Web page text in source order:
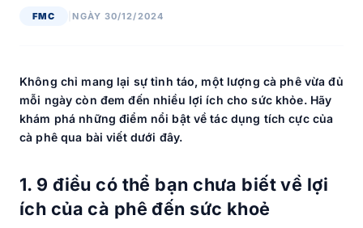
FMC |NGÀY 30/12/2024
Không chỉ mang lại sự tỉnh táo, một lượng cà phê vừa đủ
mỗi ngày còn đem đến nhiều lợi ích cho sức khỏe. Hãy
khám phá những điểm nổi bật về tác dụng tích cực của
cà phê qua bài viết dưới đây.
1. 9 điều có thể bạn chưa biết về lợi
ích của cà phê đến sức khoẻ